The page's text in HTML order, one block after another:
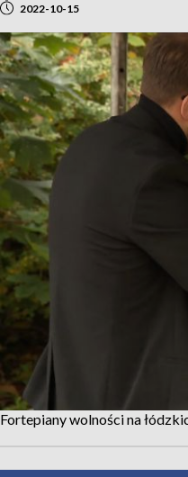
2022-10-15
Fortepiany wolności na